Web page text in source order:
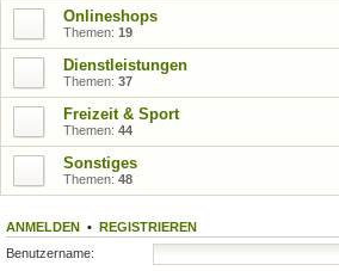
Onlineshops
Themen: 19
Dienstleistungen
Themen: 37
Freizeit & Sport
Themen: 44
Sonstiges
Themen: 48
ANMELDEN • REGISTRIEREN
Benutzername: